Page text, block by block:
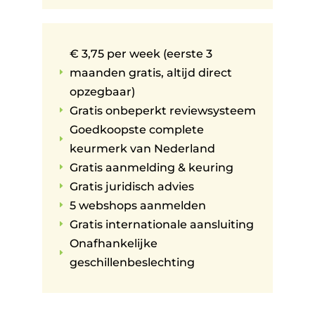
E
€ 3,75 per week (eerste 3
maanden gratis, altijd direct
opzegbaar)
E Gratis onbeperkt reviewsysteem
E
Goedkoopste complete
keurmerk van Nederland
E Gratis aanmelding & keuring
E Gratis juridisch advies
E 5 webshops aanmelden
E Gratis internationale aansluiting
E
Onafhankelijke
geschillenbeslechting